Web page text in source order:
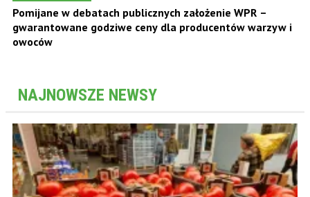
Pomijane w debatach publicznych założenie WPR –
gwarantowane godziwe ceny dla producentów warzyw i
owoców
NAJNOWSZE NEWSY